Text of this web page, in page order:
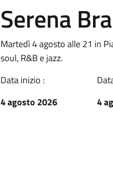
Serena
Martedì 4 agosto alle 21 in
soul, R&B e jazz.
Data inizio :
4 agosto 2026
4